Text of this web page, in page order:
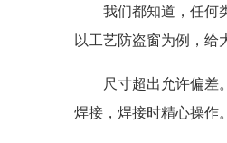
我们都知道，任何
以工艺防盗窗为例，给
尺寸超出允许偏差
焊接，焊接时精心操作。